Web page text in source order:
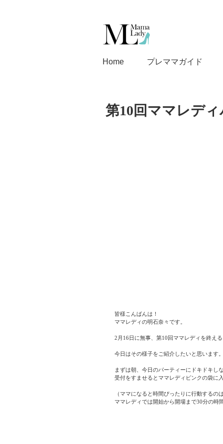
Home プレママガイド
第10回ママレデ
皆様こんばんは！
ママレディの明石奈々です。
2月16日に無事、第10回ママレディを終える
今日はその様子をご紹介したいと思います。
まずは朝、今日のパーティーにドキドキし
受付をすませるとママレディピンクの袋に
（ママになると時間ぴったりに行動するの
ママレディでは開始から開場まで30分の時